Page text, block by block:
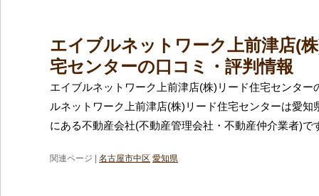
エイブルネットワーク上前津店(
宅センターの口コミ・評判情報
エイブルネットワーク上前津店(株)リード住宅センター
ルネットワーク上前津店(株)リード住宅センターは愛知
にある不動産会社(不動産管理会社・不動産仲介業者)で
関連ページ | 名古屋市中区 愛知県